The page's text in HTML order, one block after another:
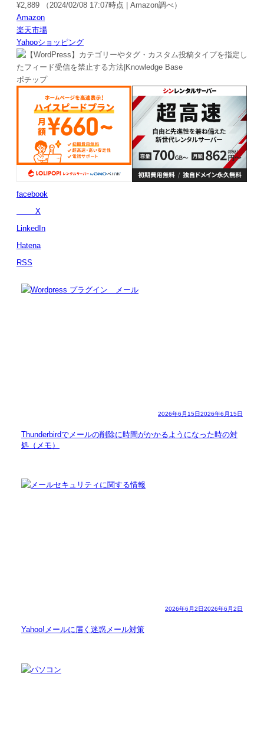
¥2,889
（2024/02/08 17:07時点 | Amazon調べ）
Amazon
楽天市場
Yahooショッピング
ポチップ
facebook
X
LinkedIn
Hatena
RSS
2026年6月15日2026年6月15日
Thunderbirdでメールの削除に時間がかかるようになった時の対
処（メモ）
2026年6月2日2026年6月2日
Yahoo!メールに届く迷惑メール対策